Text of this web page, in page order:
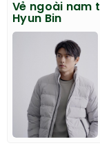
Vẻ ngoài nam
Hyun Bin